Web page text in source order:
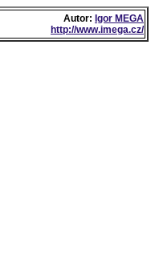
Autor: Igor MEGA
http://www.imega.cz/